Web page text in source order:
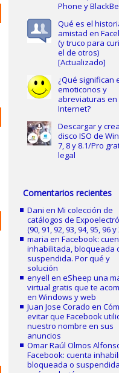
Phone y
Qué es el
amistad en
(y truco para
el de otros)
[Actualizado]
¿Qué significan
emoticonos y
abreviaturas en
Internet?
Descargar y
disco ISO de
7, 8 y 8.1/Pro
legal
Comentarios recientes
Dani enMi colección de
catálogos de
(90, 91, 92, 93, 94, 95, 96 y
maria enFacebook:
inhabilitada, bloqueada
suspendida. Por qué y
solución
enyell eneSheep una
virtual gratis que te
en Windows y web
Juan Jose Corado en
evitar que Facebook
nuestro nombre en sus
anuncios
Omar Raúl Olmos
Facebook: cuenta
bloqueada o